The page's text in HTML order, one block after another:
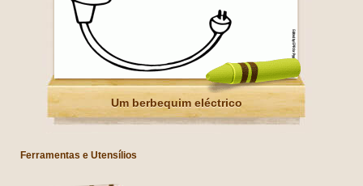
Um berbequim eléctrico
Ferramentas e Utensílios